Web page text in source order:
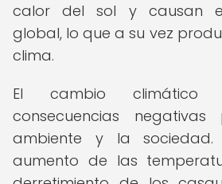
calor del sol y causan
global, lo que a su vez
clima.
El cambio climático
consecuencias
ambiente y la sociedad.
aumento de las